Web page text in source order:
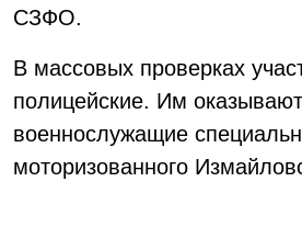
СЗФО.
В массовых проверках
полицейские. Им
военнослужащие
моторизованного